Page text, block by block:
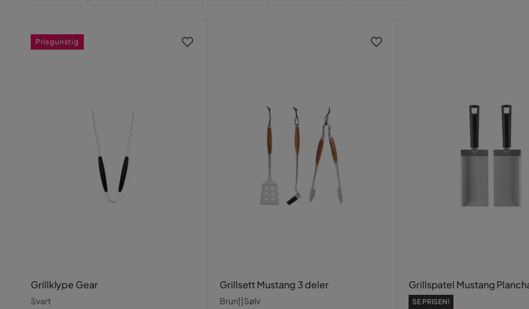
Grillklype Gear
Svart
Prisgunstig
Grillsett Mustang 3 deler
Brun||Sølv
Grillspatel Mustang
SE PRISEN!